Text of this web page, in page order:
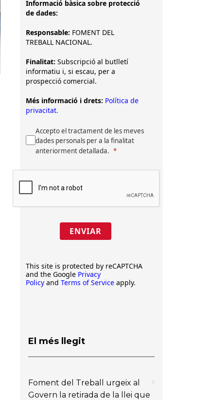
Informació bàsica sobre protecció
de dades:
Responsable: FOMENT DEL
TREBALL NACIONAL.
Finalitat: Subscripció al butlletí
informatiu i, si escau, per a
prospecció comercial.
Més informació i drets: Política de
privacitat.
Accepto el tractament de les meves
dades personals per a la finalitat
anteriorment detallada.
ENVIAR
This site is protected by reCAPTCHA
and the Google Privacy
Policy and Terms of Service apply.
El més llegit
Foment del Treball urgeix al
Govern la retirada de la llei que